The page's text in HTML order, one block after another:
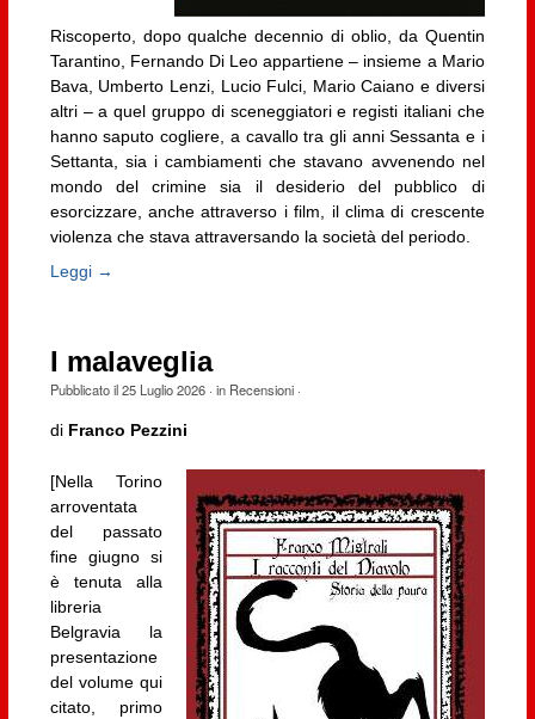
Riscoperto, dopo qualche decennio di oblio, da Quentin
Tarantino, Fernando Di Leo appartiene – insieme a Mario
Bava, Umberto Lenzi, Lucio Fulci, Mario Caiano e diversi
altri – a quel gruppo di sceneggiatori e registi italiani che
hanno saputo cogliere, a cavallo tra gli anni Sessanta e i
Settanta, sia i cambiamenti che stavano avvenendo nel
mondo del crimine sia il desiderio del pubblico di
esorcizzare, anche attraverso i film, il clima di crescente
violenza che stava attraversando la società del periodo.
Leggi →
I malaveglia
Pubblicato il25 Luglio 2026· in Recensioni·
di Franco Pezzini
[Nella Torino
arroventata
del passato
fine giugno si
è tenuta alla
libreria
Belgravia la
presentazione
del volume qui
citato, primo